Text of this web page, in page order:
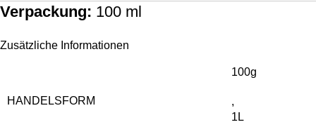
Verpackung: 100 ml
Zusätzliche Informationen
HANDELSFORM
100g
,
1L